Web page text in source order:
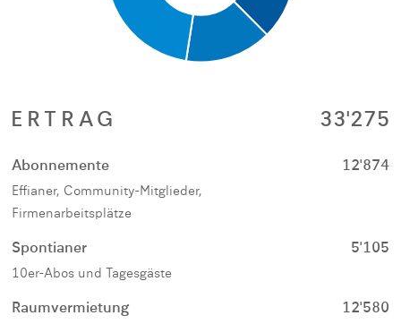
ERTRAG 33'275
Abonnemente 12'874
Effianer, Community-Mitglieder,
Firmenarbeitsplätze
Spontianer 5'105
10er-Abos und Tagesgäste
Raumvermietung 12'580